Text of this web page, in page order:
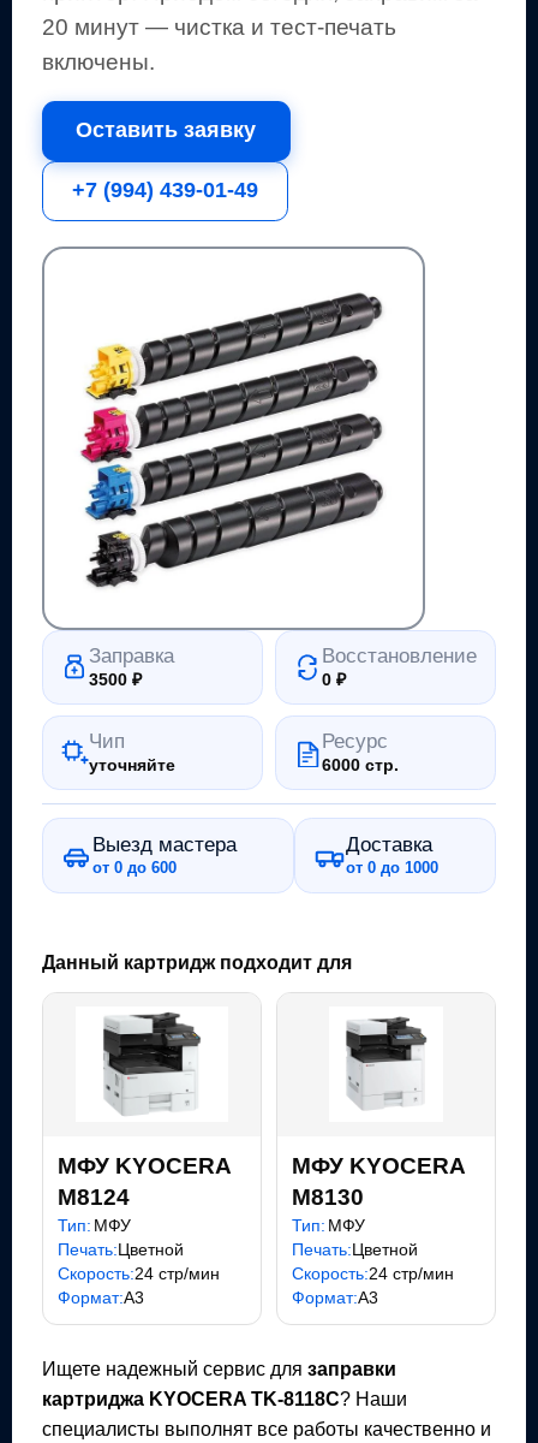
20 минут — чистка и тест-печать
включены.
Оставить заявку
+7 (994) 439-01-49
Заправка
3500₽
Восстановление
0₽
Чип
уточняйте
Ресурс
6000 стр.
Выезд мастера
от 0 до 600
Доставка
от 0 до 1000
Данный картридж подходит для
МФУ KYOCERA
M8124
Тип: МФУ
Печать:Цветной
Скорость:24 стр/мин
Формат:A3
МФУ KYOCERA
M8130
Тип: МФУ
Печать:Цветной
Скорость:24 стр/мин
Формат:A3
Ищете надежный сервис для заправки
картриджа KYOCERA TK-8118C? Наши
специалисты выполнят все работы качественно и